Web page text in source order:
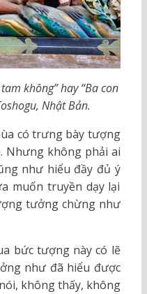
không” hay “Ba con
Nhật Bản.
có trưng bày tượng
Nhưng không phải ai
như hiểu đầy đủ ý
muốn truyền dạy lại
tưởng chừng như
bức tượng này có lẽ
như đã hiểu được
không thấy, không